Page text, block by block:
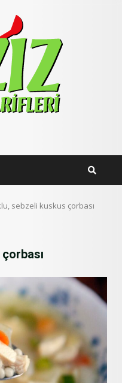
sebzeli kuskus çorbası